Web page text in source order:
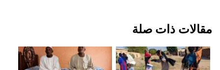
مقالات ذات صلة